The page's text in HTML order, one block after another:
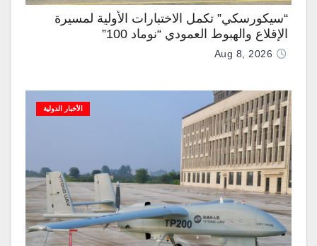
“سيكورسكي” تكمل الاختبارات الأولية لمسيرة
الإقلاع والهبوط العمودي “نوماد 100”
Aug 8, 2026
الأخبار الدولية